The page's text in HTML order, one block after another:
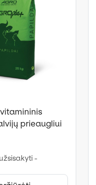
prieaugliui
-